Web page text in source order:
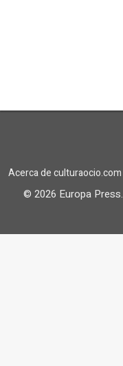
Acerca de culturaocio.com
© 2026 Europa Press.